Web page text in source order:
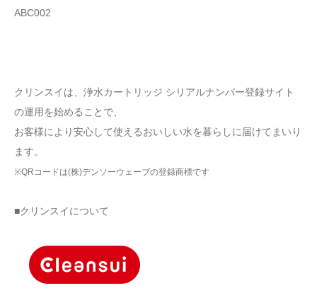
ABC002
クリンスイは、浄水カートリッジ シリアルナンバー登録サイト
の運用を始めることで、
お客様により安心して使えるおいしい水を暮らしに届けてまいり
ます。
※QRコードは(株)デンソーウェーブの登録商標です
■クリンスイについて